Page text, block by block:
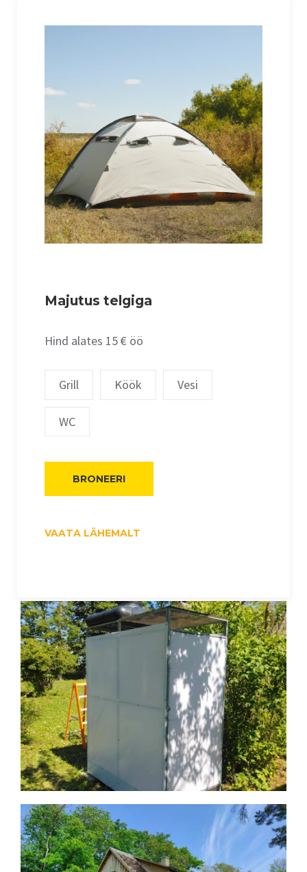
Majutus telgiga
Hind alates 15 € öö
Grill Köök Vesi
WC
VAATA LÄHEMALT
BRONEERI